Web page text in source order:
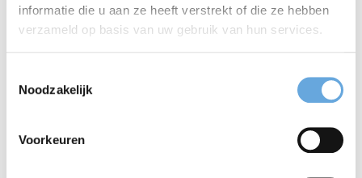
informatie die u aan ze heeft verstrekt of die ze hebben
verzameld op basis van uw gebruik van hun services.
Noodzakelijk
Voorkeuren
Het verbeteren van digitale toegankelijkheid biedt
niet alleen maatschappelijke voordelen, maar ook
je meer potentiële klanten en gebruikers.